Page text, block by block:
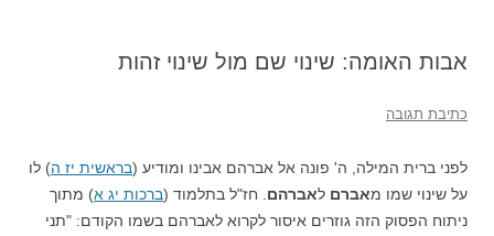
אבות האומה: שינוי שם מול שינוי זהות
כתיבת תגובה
לפני ברית המילה, ה' פונה אל אברהם אבינו ומודיע (בראשית יז ה) לו
על שינוי שמו מאברם לאברהם . חז"ל בתלמוד (ברכות יג א) מתוך
ניתוח הפסוק הזה גוזרים איסור לקרוא לאברהם בשמו הקודם: "תני